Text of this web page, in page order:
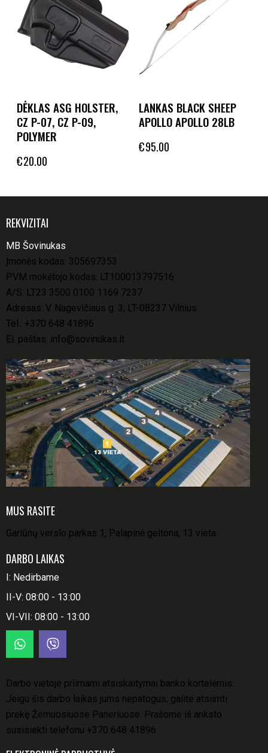
DĖKLAS ASG HOLSTER,
CZ P-07, CZ P-09,
POLYMER
€20.00
LANKAS BLACK SHEEP
APOLLO APOLLO 28LB
€95.00
REKVIZITAI
MB Šovinukas
Įmonės kodas: 305697353
PVM mokėtojo kodas: LT100013797516
A/S: LT23 3500 0100 1169 7237
Adresas: V. Nagevičiaus g. 3, LT-08237 Vilnius
Tel.: +370 648 41896
El. paštas: info@sovinukas.lt
MUS RASITE
Gariūnų verslo parkas 1, Palapinė geltona, 13 vieta.
DARBO LAIKAS
I: Nedirbame
II-V: 08:00 - 13:00
VI-VII: 08:00 - 13:00
Darbo vietoje priimami atsiskaitymai banko kortelėmis.
Jeigu šis darbo laikas jums nepatogus, galite atsiimti
prekę Žemuosiuose Paneriuose. Prašome iš anksto
susisiekti telefonu +370 648 41896